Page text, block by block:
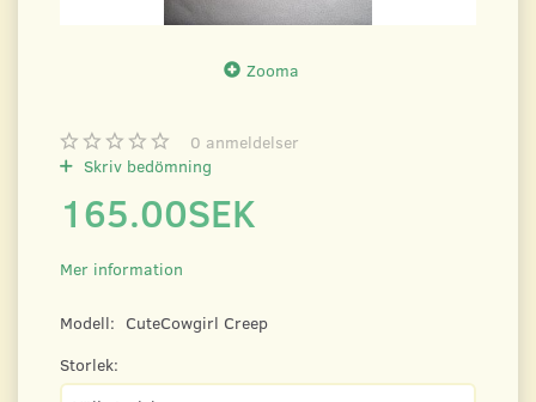
Zooma
0 anmeldelser
Skriv bedömning
165.00SEK
Mer information
Modell: CuteCowgirl Creep
Storlek: